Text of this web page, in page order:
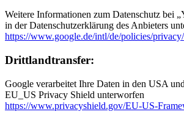
Weitere Informationen zum Datenschutz bei
in der Datenschutzerklärung des Anbieters
https://www.google.de/intl/de/policies/privacy/
Drittlandtransfer:
Google verarbeitet Ihre Daten in den USA
EU_US Privacy Shield unterworfen
https://www.privacyshield.gov/EU-US-